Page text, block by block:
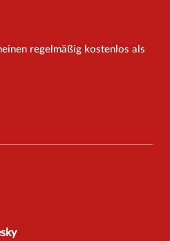
regelmäßig kostenlos als